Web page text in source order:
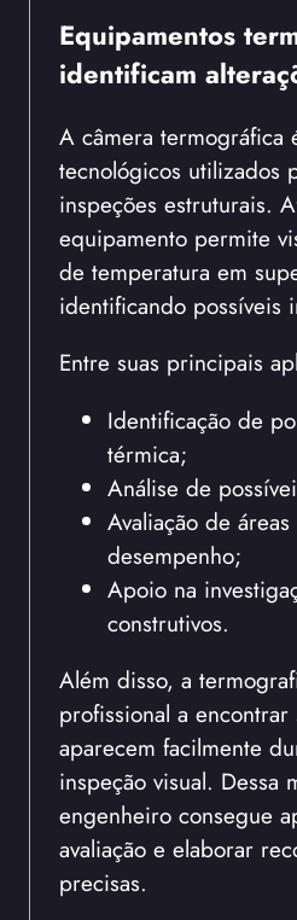
Equipamentos
identificam
A câmera termográfica
tecnológicos utilizados
inspeções estruturais.
equipamento permite
de temperatura em
identificando possíveis
Entre suas principais
Identificação de
térmica;
Análise de
Avaliação de
desempenho;
Apoio na
construtivos.
Além disso, a
profissional a
aparecem facilmente
inspeção visual. Dessa
engenheiro consegue
avaliação e elaborar
precisas.